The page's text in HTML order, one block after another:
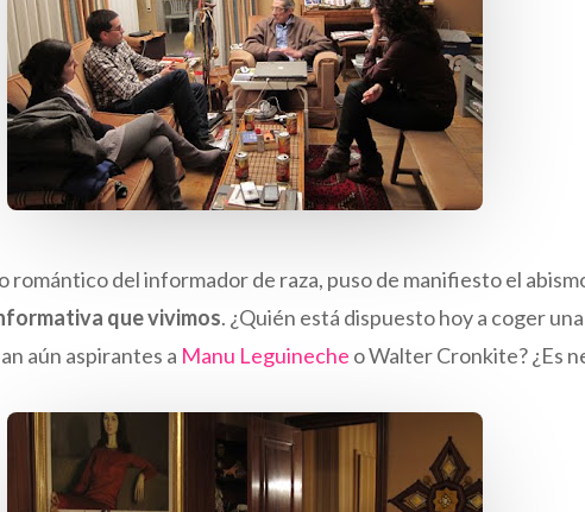
del informador de raza, puso de manifiesto el
que vivimos. ¿Quién está dispuesto hoy a coger
aún aspirantes a Manu Leguineche o Walter Cronkite? ¿Es